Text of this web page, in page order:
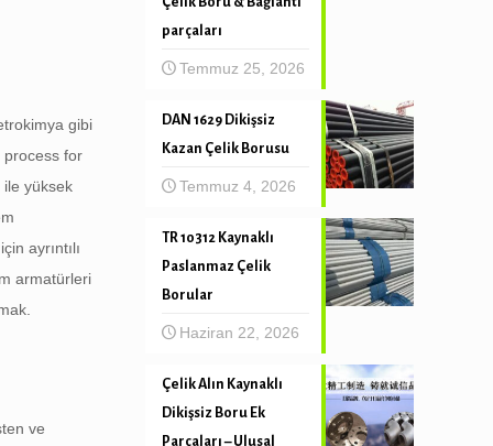
gibi
process for
ile yüksek
ayrıntılı
armatürleri
ve
parçaları
Temmuz 25, 2026
DAN 1629 Dikişsiz
Kazan Çelik Borusu
Temmuz 4, 2026
TR 10312 Kaynaklı
Paslanmaz Çelik
Borular
Haziran 22, 2026
Çelik Alın Kaynaklı
Dikişsiz Boru Ek
Parçaları – Ulusal